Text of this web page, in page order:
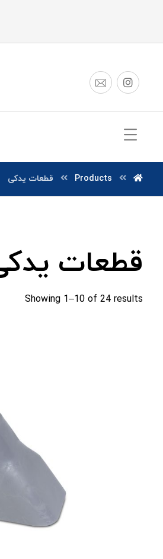
Products قطعات یدکی
قطعات
Showing 1–10 of 24 results